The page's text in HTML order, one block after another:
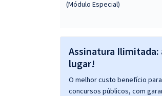
(Módulo Especial)
Assinatura Ilimitada:
lugar!
O melhor custo benefício
concursos públicos, com